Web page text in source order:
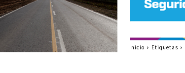
Inicio Etiquetas